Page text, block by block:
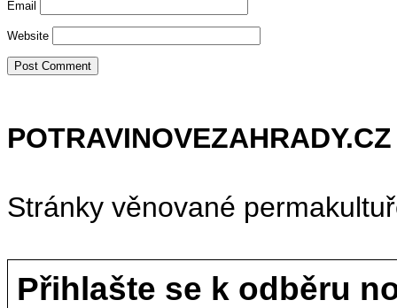
Email
Website
POTRAVINOVEZAHRADY.CZ
Stránky věnované
Přihlašte se k odběru